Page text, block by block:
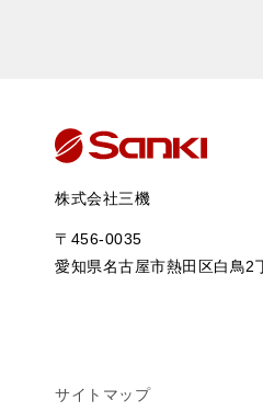
株式会社三機
〒456-0035
愛知県名古屋市熱田区白鳥2
サイトマップ